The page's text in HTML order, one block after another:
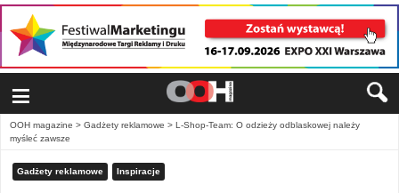
≡
OOH magazine > Gadżety reklamowe > L-Shop-Team: O odzieży odblaskowej należy
myśleć zawsze
Gadżety reklamowe Inspiracje